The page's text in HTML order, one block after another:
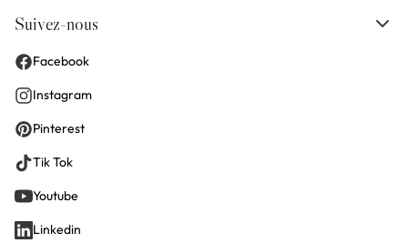
Suivez-nous
Facebook
Instagram
Pinterest
Tik Tok
Youtube
Linkedin